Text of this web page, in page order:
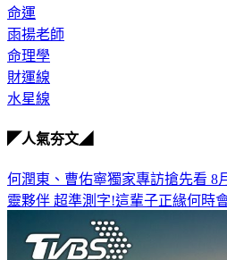
命運
雨揚老師
命理學
財運線
水星線
◤人氣夯文◢
何潤東、曹佑寧獨家專訪搶先看 8
靈夥伴 超準測字!這輩子正緣何時